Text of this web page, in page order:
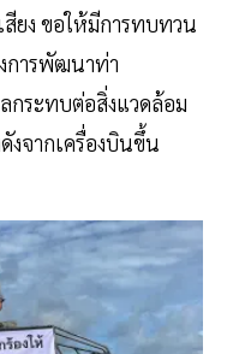
ยง ขอให้มีการทบทวน
การพัฒนาท่า
กระทบต่อสิ่งแวดล้อม
จากเครื่องบินขึ้น